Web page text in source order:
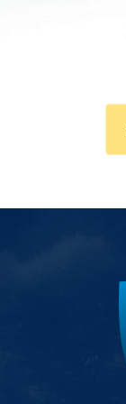
Geschäftsstelle